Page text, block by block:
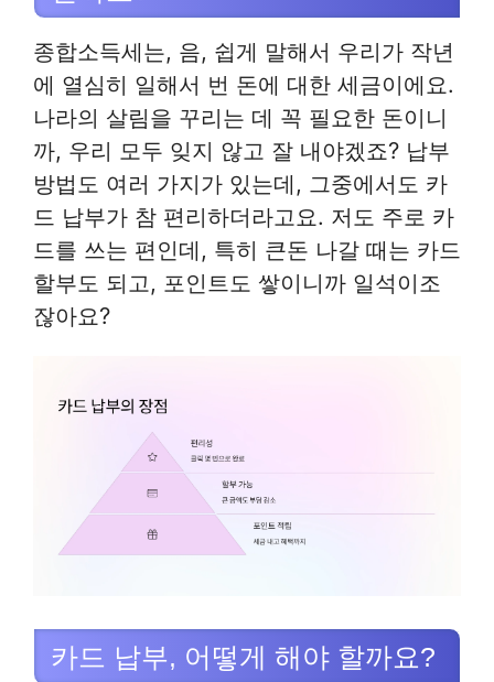
종합소득세는, 음, 쉽게 말해서 우리가 작년
에 열심히 일해서 번 돈에 대한 세금이에요.
나라의 살림을 꾸리는 데 꼭 필요한 돈이니
까, 우리 모두 잊지 않고 잘 내야겠죠? 납부
방법도 여러 가지가 있는데, 그중에서도 카
드 납부가 참 편리하더라고요. 저도 주로 카
드를 쓰는 편인데, 특히 큰돈 나갈 때는 카드
할부도 되고, 포인트도 쌓이니까 일석이조
잖아요?
카드 납부, 어떻게 해야 할까요?